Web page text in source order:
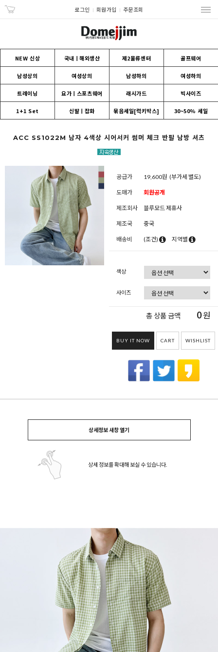
로그인 회원가입 주문조회
NEW 신상 국내ㅣ해외생산 제2물류센터 골프웨어
남성상의 여성상의 남성하의 여성하의
트레이닝 요가ㅣ스포츠웨어 래시가드 빅사이즈
1+1 Set 신발ㅣ잡화 묶음세일[럭키박스] 30~50% 세일
ACC SS1022M 남자 4색상 시어서커 썸머 체크 반팔 남방 셔츠
공급가 19,600원 (부가세 별도)
도매가 회원공개
제조회사 블루모드 제휴사
제조국 중국
배송비 (조건) 지역별
색상
사이즈
총 상품 금액 0원
BUY IT NOW CART WISHLIST
상세정보 새창 열기
상세 정보를 확대해 보실 수 있습니다.